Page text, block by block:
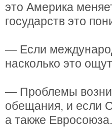
это Америка
государств это
— Если
насколько это
— Проблемы
обещания, и если
а также